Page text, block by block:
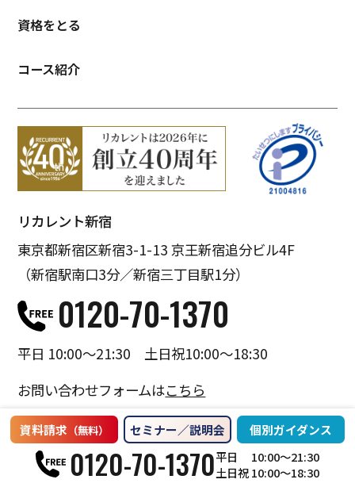
資料請求 （無料） セミナー／説明会 個別ガイダンス
0120-70-1370平日 10:00〜21:30
土日祝 10:00〜18:30
資格をとる
コース紹介
リカレント新宿
東京都新宿区新宿3-1-13 京王新宿追分ビル4F
（新宿駅南口3分／新宿三丁目駅1分）
0120-70-1370
平日 10:00～21:30 土日祝10:00～18:30
お問い合わせフォームはこちら
Copyright (C) Recurrent CORPORATION. All Rights Reserved.
個人情報保護方針 | 利用規約・免責事項